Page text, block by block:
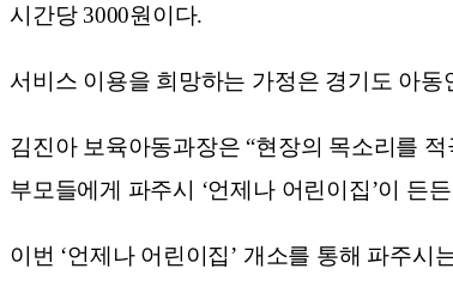
시간당 3000원이다.
서비스 이용을 희망하는 가정은 경기도 아
김진아 보육아동과장은 “현장의 목소리를
부모들에게 파주시 ‘언제나 어린이집’이 든
이번 ‘언제나 어린이집’ 개소를 통해 파주